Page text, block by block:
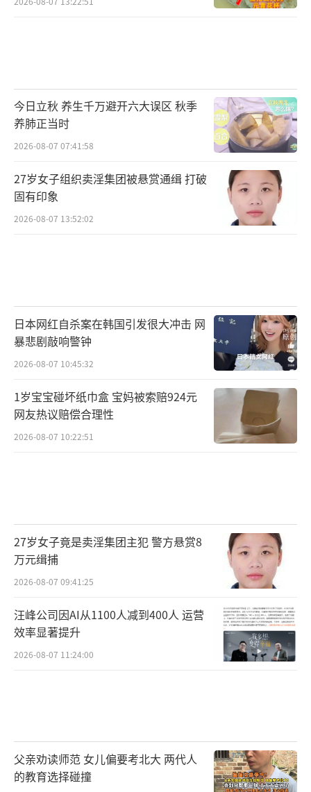
今日立秋 养生千万避开六大误区 秋季
养肺正当时
2026-08-07 07:41:58
27岁女子组织卖淫集团被悬赏通缉 打破
固有印象
2026-08-07 13:52:02
日本网红自杀案在韩国引发很大冲击 网
暴悲剧敲响警钟
2026-08-07 10:45:32
1岁宝宝碰坏纸巾盒 宝妈被索赔924元
网友热议赔偿合理性
2026-08-07 10:22:51
27岁女子竟是卖淫集团主犯 警方悬赏8
万元缉捕
2026-08-07 09:41:25
汪峰公司因AI从1100人减到400人 运营
效率显著提升
2026-08-07 11:24:00
父亲劝读师范 女儿偏要考北大 两代人
的教育选择碰撞